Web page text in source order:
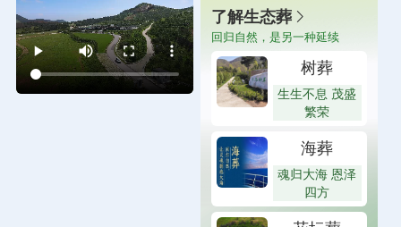
了解生态葬
回归自然，是另一种延续
树葬
生生不息 茂盛
繁荣
海葬
魂归大海 恩泽
四方